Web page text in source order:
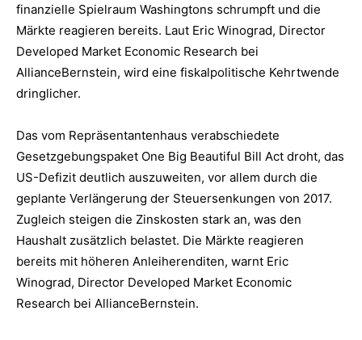
finanzielle Spielraum Washingtons schrumpft und die
Märkte reagieren bereits. Laut Eric Winograd, Director
Developed Market Economic Research bei
AllianceBernstein, wird eine fiskalpolitische Kehrtwende
dringlicher.
Das vom Repräsentantenhaus verabschiedete
Gesetzgebungspaket One Big Beautiful Bill Act droht, das
US-Defizit deutlich auszuweiten, vor allem durch die
geplante Verlängerung der Steuersenkungen von 2017.
Zugleich steigen die Zinskosten stark an, was den
Haushalt zusätzlich belastet. Die Märkte reagieren
bereits mit höheren Anleiherenditen, warnt Eric
Winograd, Director Developed Market Economic
Research bei AllianceBernstein.